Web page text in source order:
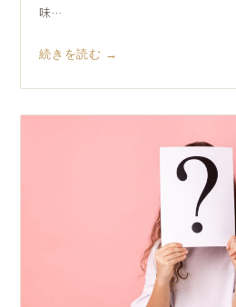
味…
続きを読む →